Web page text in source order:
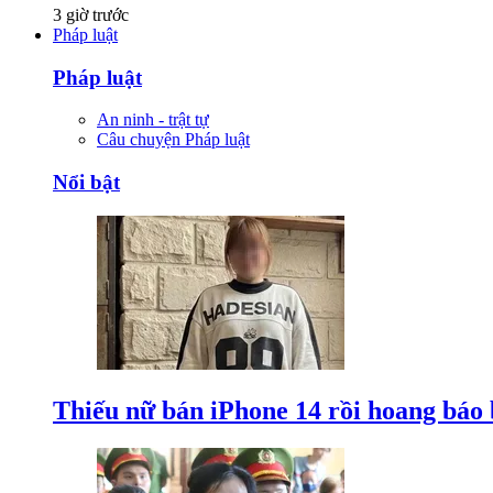
3 giờ trước
Pháp luật
Pháp luật
An ninh - trật tự
Câu chuyện Pháp luật
Nổi bật
Thiếu nữ bán iPhone 14 rồi hoang